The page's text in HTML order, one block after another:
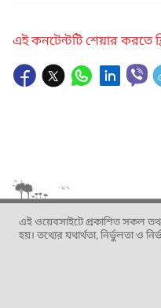
এই কনটেন্টটি শেয়ার করতে
এই ওয়েবসাইটে প্রকাশিত সকল তথ্য
হয়। তথ্যের যথার্থতা, নির্ভুলতা ও